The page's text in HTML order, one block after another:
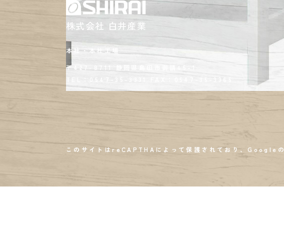
株式会社 白井産業
本社・本社工場
〒427-8711 静岡県島田市御請45-1
0547-35-3365
このサイトはreCAPTHAによって保護されており、Googleの